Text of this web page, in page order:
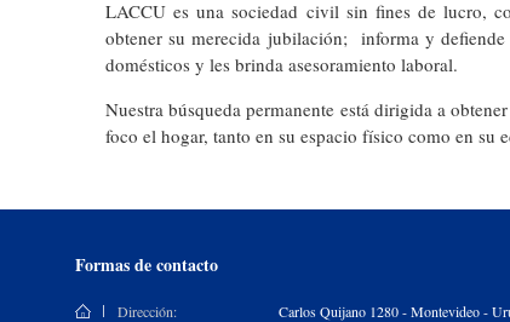
LACCU es una sociedad civil sin fines de lucro,
obtener su merecida jubilación; informa y defiende
domésticos y les brinda asesoramiento laboral.
Nuestra búsqueda permanente está dirigida a
foco el hogar, tanto en su espacio físico como en
Formas de contacto
Dirección:
Carlos Quijano 1280 - Montevideo -